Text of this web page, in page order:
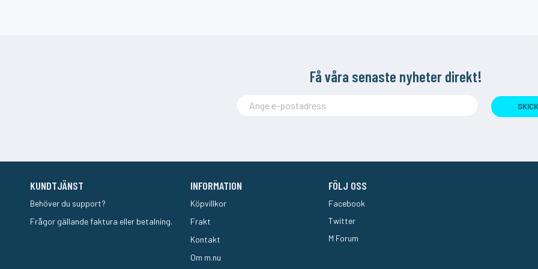
Få våra senaste nyheter direkt!
KUNDTJÄNST
Behöver du support?
Frågor gällande faktura eller betalning.
INFORMATION
Köpvillkor
Frakt
Kontakt
Om m.nu
FÖLJ OSS
Facebook
Twitter
M Forum